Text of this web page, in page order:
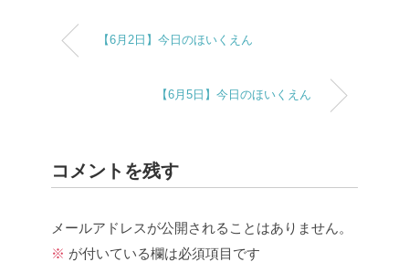
【6月2日】今日のほいくえん
【6月5日】今日のほいくえん
コメントを残す
メールアドレスが公開されることはありません。
※ が付いている欄は必須項目です